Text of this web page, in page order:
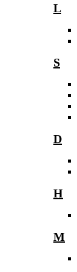
L
S
D
H
M